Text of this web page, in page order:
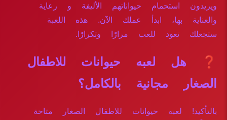
ويريدون استحمام حيواناتهم الأليفة و رعاية
والعناية بها، ابدأ عملك الآن. هذه اللعبة
ستجعلك تعود للعب مرارًا وتكرارًا.
❓ هل لعبه حيوانات للاطفال
الصغار مجانية بالكامل؟
بالتأكيد! لعبه حيوانات للاطفال الصغار متاحة